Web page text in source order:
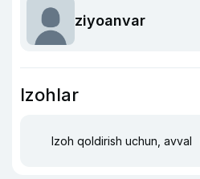
ziyoanvar
Izohlar
Izoh qoldirish uchun, avval